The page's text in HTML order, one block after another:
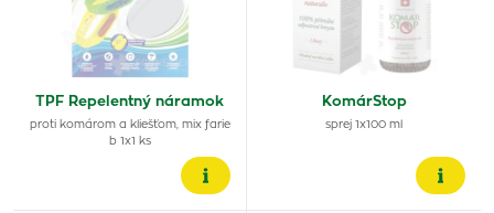
TPF Repelentný náramok
proti komárom a kliešťom, mix farie
b 1x1 ks
KomárStop
sprej 1x100 ml